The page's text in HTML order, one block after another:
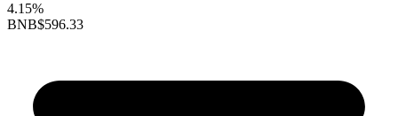
4.15%
BNB$596.33